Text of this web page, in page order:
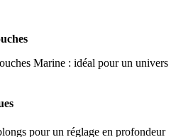
Marine : idéal pour un univers
pour un réglage en profondeur